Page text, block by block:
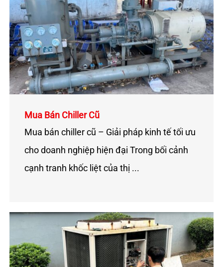
ế
m
:
Mua Bán Chiller Cũ
Mua bán chiller cũ – Giải pháp kinh tế tối ưu
cho doanh nghiệp hiện đại Trong bối cảnh
cạnh tranh khốc liệt của thị ...